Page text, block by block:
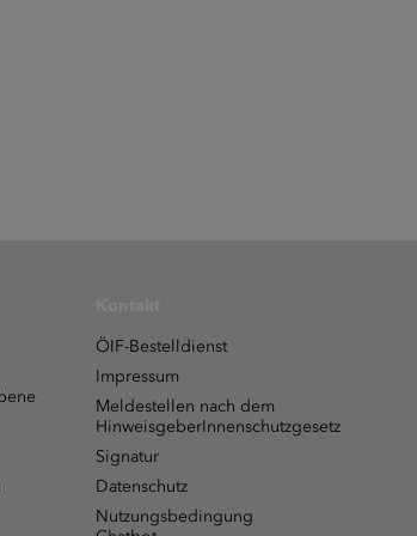
ÖIF-Bestelldienst
Impressum
Meldestellen nach dem
HinweisgeberInnenschutzgesetz
Signatur
Datenschutz
Nutzungsbedingung